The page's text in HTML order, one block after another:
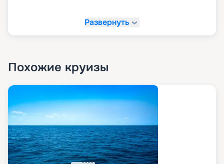
Развернуть
Похожие круизы